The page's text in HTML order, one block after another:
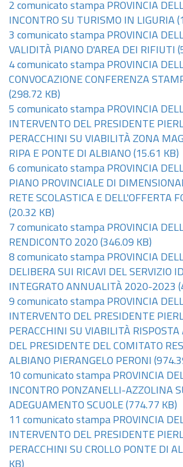
2 comunicato stampa PROVINCIA
INCONTRO SU TURISMO IN LIGURIA
3 comunicato stampa PROVINCIA
VALIDITÀ PIANO D'AREA DEI RIFIUTI
4 comunicato stampa PROVINCIA
CONVOCAZIONE CONFERENZA
(298.72 KB)
5 comunicato stampa PROVINCIA
INTERVENTO DEL PRESIDENTE
PERACCHINI SU VIABILITÀ ZONA
RIPA E PONTE DI ALBIANO (15.61 KB)
6 comunicato stampa PROVINCIA
PIANO PROVINCIALE DI
RETE SCOLASTICA E DELL'OFFERTA
(20.32 KB)
7 comunicato stampa PROVINCIA
RENDICONTO 2020 (346.09 KB)
8 comunicato stampa PROVINCIA
DELIBERA SUI RICAVI DEL SERVIZIO
INTEGRATO ANNUALITÀ 2020-2023
9 comunicato stampa PROVINCIA
INTERVENTO DEL PRESIDENTE
PERACCHINI SU VIABILITÀ
DEL PRESIDENTE DEL COMITATO
ALBIANO PIERANGELO PERONI
10 comunicato stampa PROVINCIA
INCONTRO PONZANELLI-AZZOLINA
ADEGUAMENTO SCUOLE (774.77 KB)
11 comunicato stampa PROVINCIA
INTERVENTO DEL PRESIDENTE
PERACCHINI SU CROLLO PONTE DI